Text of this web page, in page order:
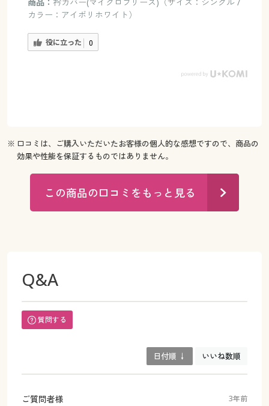
カラー：アイボリホワイト）
役に立った 0
※ 口コミは、ご購入いただいたお客様の個人的な感想ですので、商品の
効果や性能を保証するものではありません。
この商品の口コミをもっと見る
Q&A
質問する
日付順 ↓ いいね数順
ご質問者様 3年前